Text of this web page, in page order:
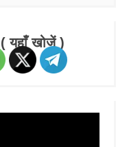
यहाँ खोजें )